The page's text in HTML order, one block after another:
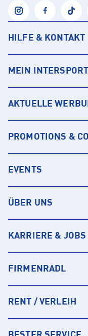
HILFE & KONTAKT
MEIN INTERSPORT
AKTUELLE
PROMOTIONS &
EVENTS
ÜBER UNS
KARRIERE & JOBS
FIRMENRADL
RENT / VERLEIH